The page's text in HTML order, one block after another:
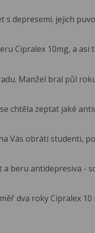
s depresemi. jejich
Cipralex 10mg, a asi
Manžel bral půl
chtěla zeptat jaké
Vás obrátí studenti,
a beru antidepresiva -
dva roky Cipralex